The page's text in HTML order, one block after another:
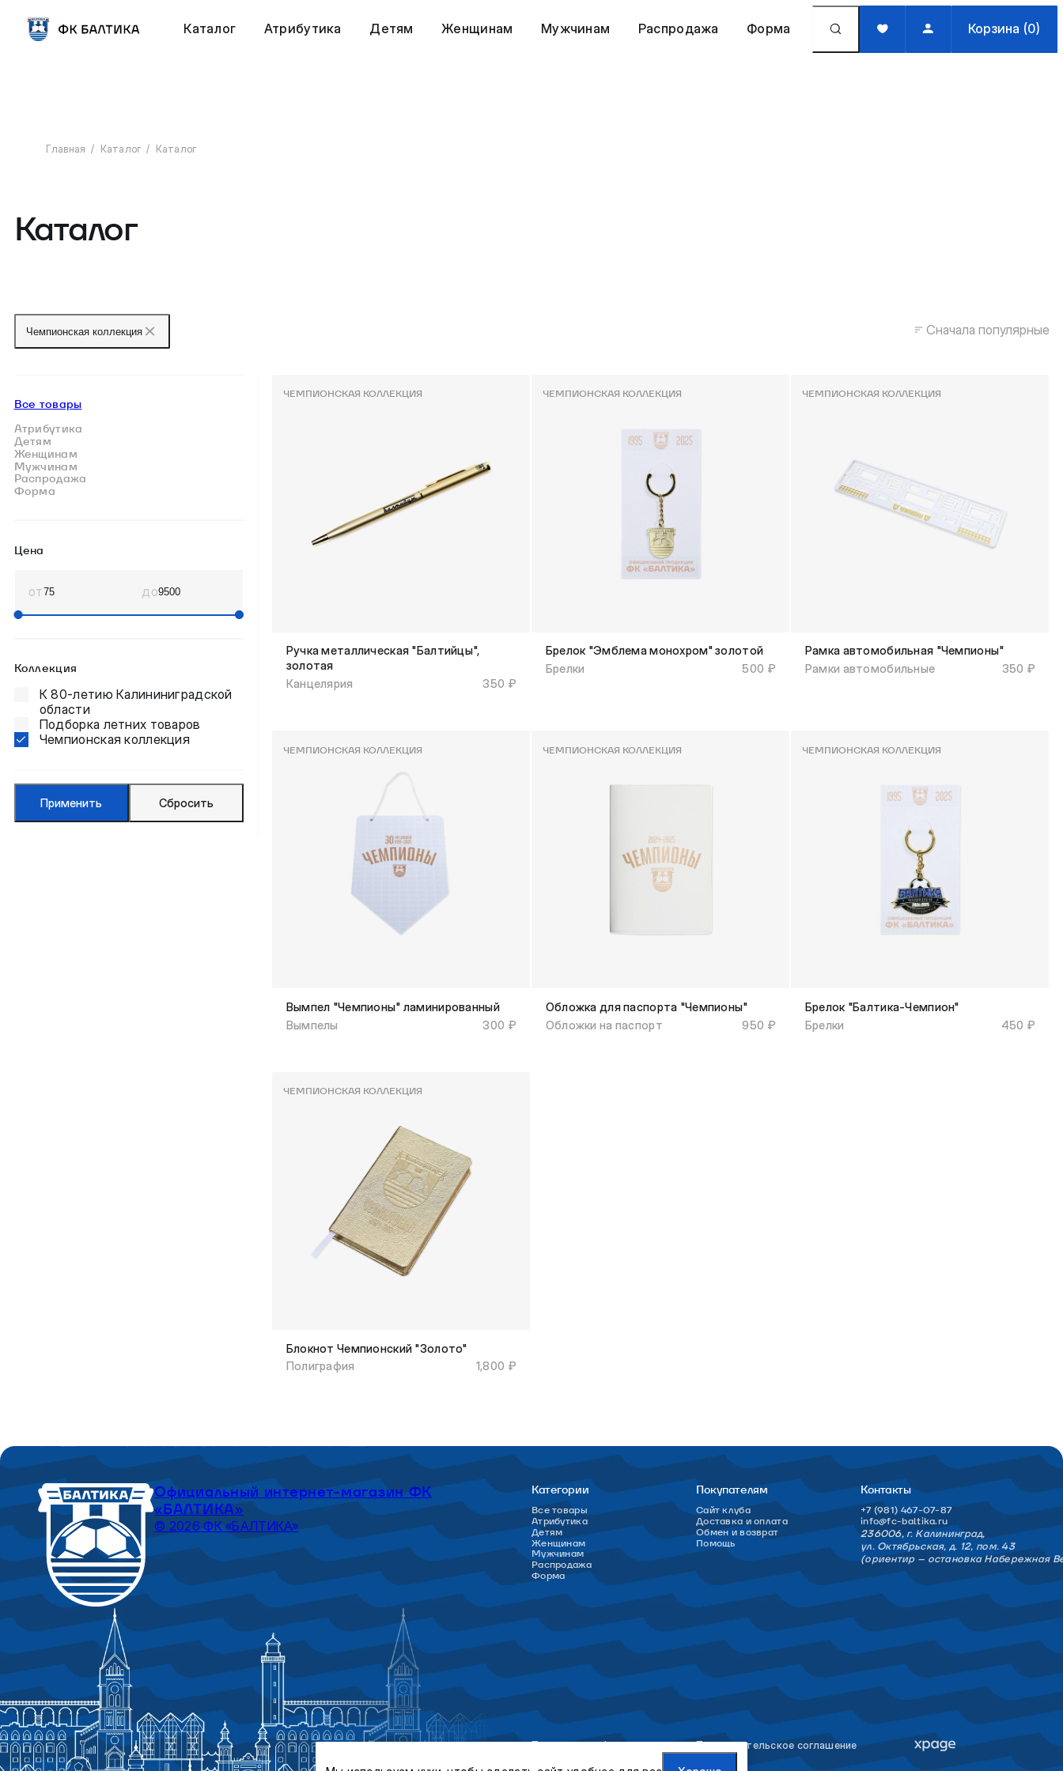
Каталог Атрибутика Детям Женщинам Мужчинам Распродажа Форма Корзина (0)
Главная Каталог Каталог
Каталог
Чемпионская коллекция Сначала популярные
Все товары
Атрибутика
Детям
Женщинам
Мужчинам
Распродажа
Форма
Цена
от до
Коллекция
К 80-летию Калининиградской
области
Подборка летних товаров
Чемпионская коллекция
Применить Сбросить
ЧЕМПИОНСКАЯ КОЛЛЕКЦИЯ
Ручка металлическая "Балтийцы",
золотая
Канцелярия
350 ₽
ЧЕМПИОНСКАЯ КОЛЛЕКЦИЯ
Брелок "Эмблема монохром" золотой
Брелки
500 ₽
ЧЕМПИОНСКАЯ КОЛЛЕКЦИЯ
Рамка автомобильная "Чемпионы"
Рамки автомобильные
350 ₽
ЧЕМПИОНСКАЯ КОЛЛЕКЦИЯ
Вымпел "Чемпионы" ламинированный
Вымпелы
300 ₽
ЧЕМПИОНСКАЯ КОЛЛЕКЦИЯ
Обложка для паспорта "Чемпионы"
Обложки на паспорт
950 ₽
ЧЕМПИОНСКАЯ КОЛЛЕКЦИЯ
Брелок "Балтика-Чемпион"
Брелки
450 ₽
ЧЕМПИОНСКАЯ КОЛЛЕКЦИЯ
Блокнот Чемпионский "Золото"
Полиграфия
1,800 ₽
Официальный интернет-магазин ФК
«БАЛТИКА»
© 2026 ФК «БАЛТИКА»
Категории
Все товары
Атрибутика
Детям
Женщинам
Мужчинам
Распродажа
Форма
Покупателям
Сайт клуба
Доставка и оплата
Обмен и возврат
Помощь
Контакты
+7 (981) 467-07-87
info@fc-baltika.ru
236006, г. Калининград,
ул. Октябрьская, д. 12, пом. 43
(ориентир – остановка Набережная
Политика конфиденциальностиПользовательское соглашение